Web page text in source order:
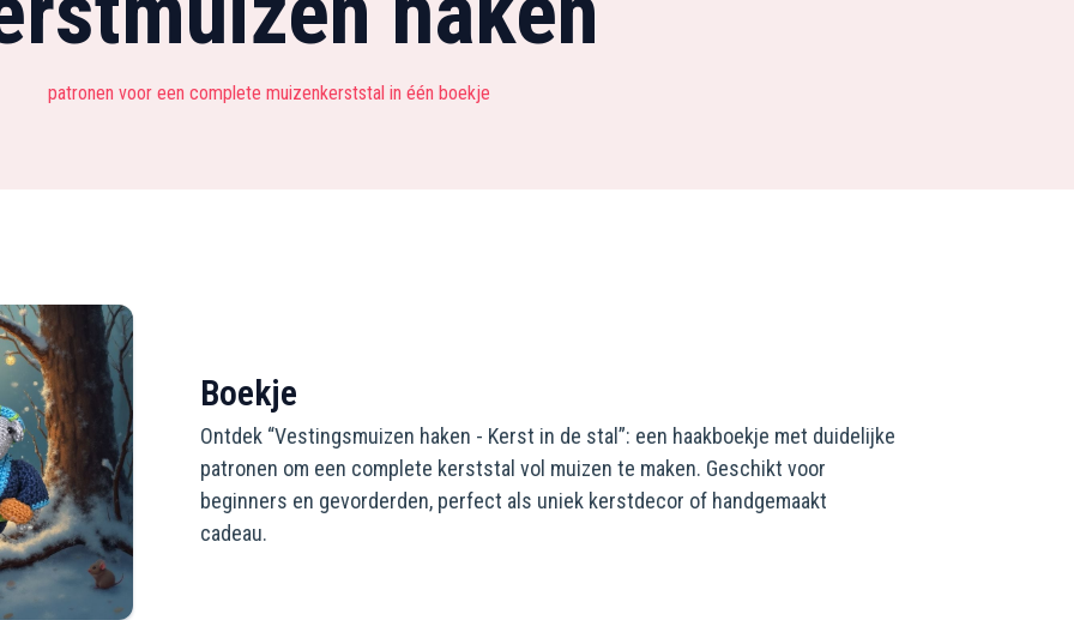
patronen voor een complete muizenkerststal in één boekje
Boekje
Ontdek “Vestingsmuizen haken - Kerst in de stal”: een haakboekje met duidelijke
patronen om een complete kerststal vol muizen te maken. Geschikt voor
beginners en gevorderden, perfect als uniek kerstdecor of handgemaakt
cadeau.